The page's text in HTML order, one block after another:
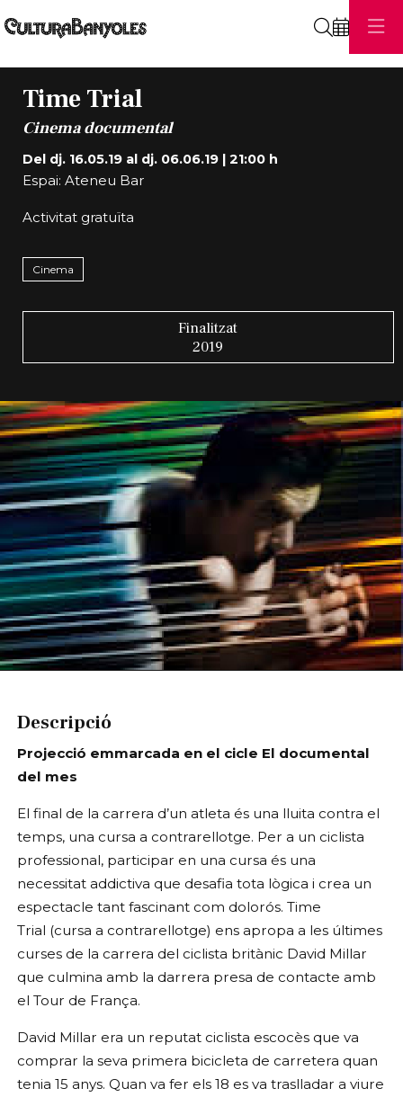
Time Trial
Cinema documental
Del dj. 16.05.19al dj. 06.06.19| 21:00 h
Espai: Ateneu Bar
Activitat gratuïta
Cinema
Finalitzat
2019
Descripció
Projecció emmarcada en el cicle El documental
del mes
El final de la carrera d’un atleta és una lluita contra el
temps, una cursa a contrarellotge. Per a un ciclista
professional, participar en una cursa és una
necessitat addictiva que desafia tota lògica i crea un
espectacle tant fascinant com dolorós. Time
Trial (cursa a contrarellotge) ens apropa a les últimes
curses de la carrera del ciclista britànic David Millar
que culmina amb la darrera presa de contacte amb
el Tour de França.
David Millar era un reputat ciclista escocès que va
comprar la seva primera bicicleta de carretera quan
tenia 15 anys. Quan va fer els 18 es va traslladar a viure